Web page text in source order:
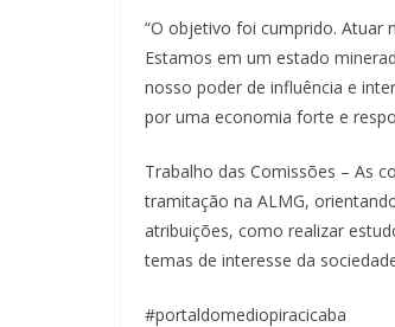
“O objetivo foi cumprido. Atuar
Estamos em um estado
nosso poder de influência e
por uma economia forte e
Trabalho das Comissões – As
tramitação na ALMG,
atribuições, como realizar
temas de interesse da
#portaldomediopiracicaba